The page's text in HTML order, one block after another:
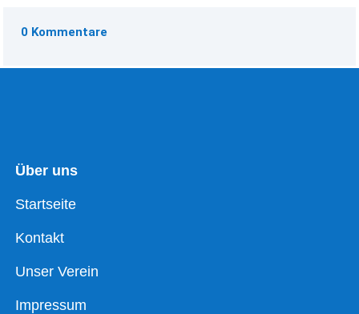
0 Kommentare
Über uns
Startseite
Kontakt
Unser Verein
Impressum